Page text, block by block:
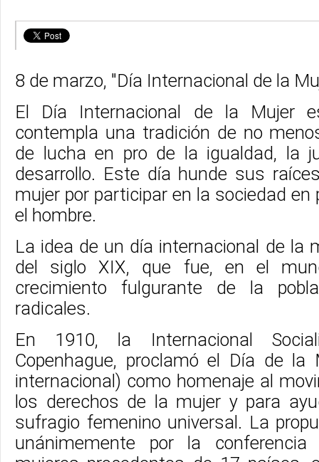
8 de marzo, "Día Internacional de la
El Día Internacional de la Mujer
contempla una tradición de no
de lucha en pro de la igualdad, la
desarrollo. Este día hunde sus
mujer por participar en la sociedad en
el hombre.
La idea de un día internacional de la
del siglo XIX, que fue, en el
crecimiento fulgurante de la
radicales.
En 1910, la Internacional
Copenhague, proclamó el Día de la
internacional) como homenaje al
los derechos de la mujer y para
sufragio femenino universal. La
unánimemente por la